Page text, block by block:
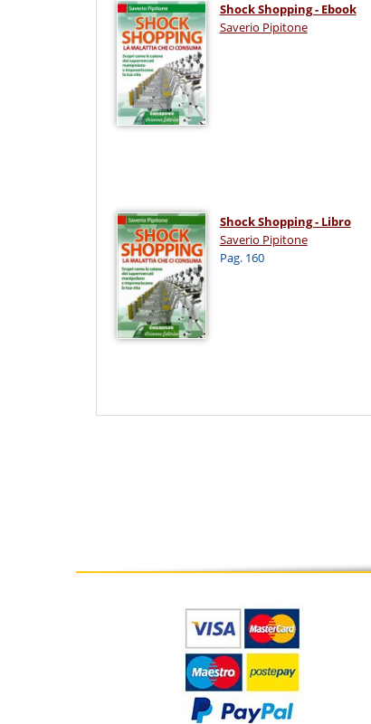
Shock Shopping - Ebook
Saverio Pipitone
Shock Shopping - Libro
Saverio Pipitone
Pag. 160